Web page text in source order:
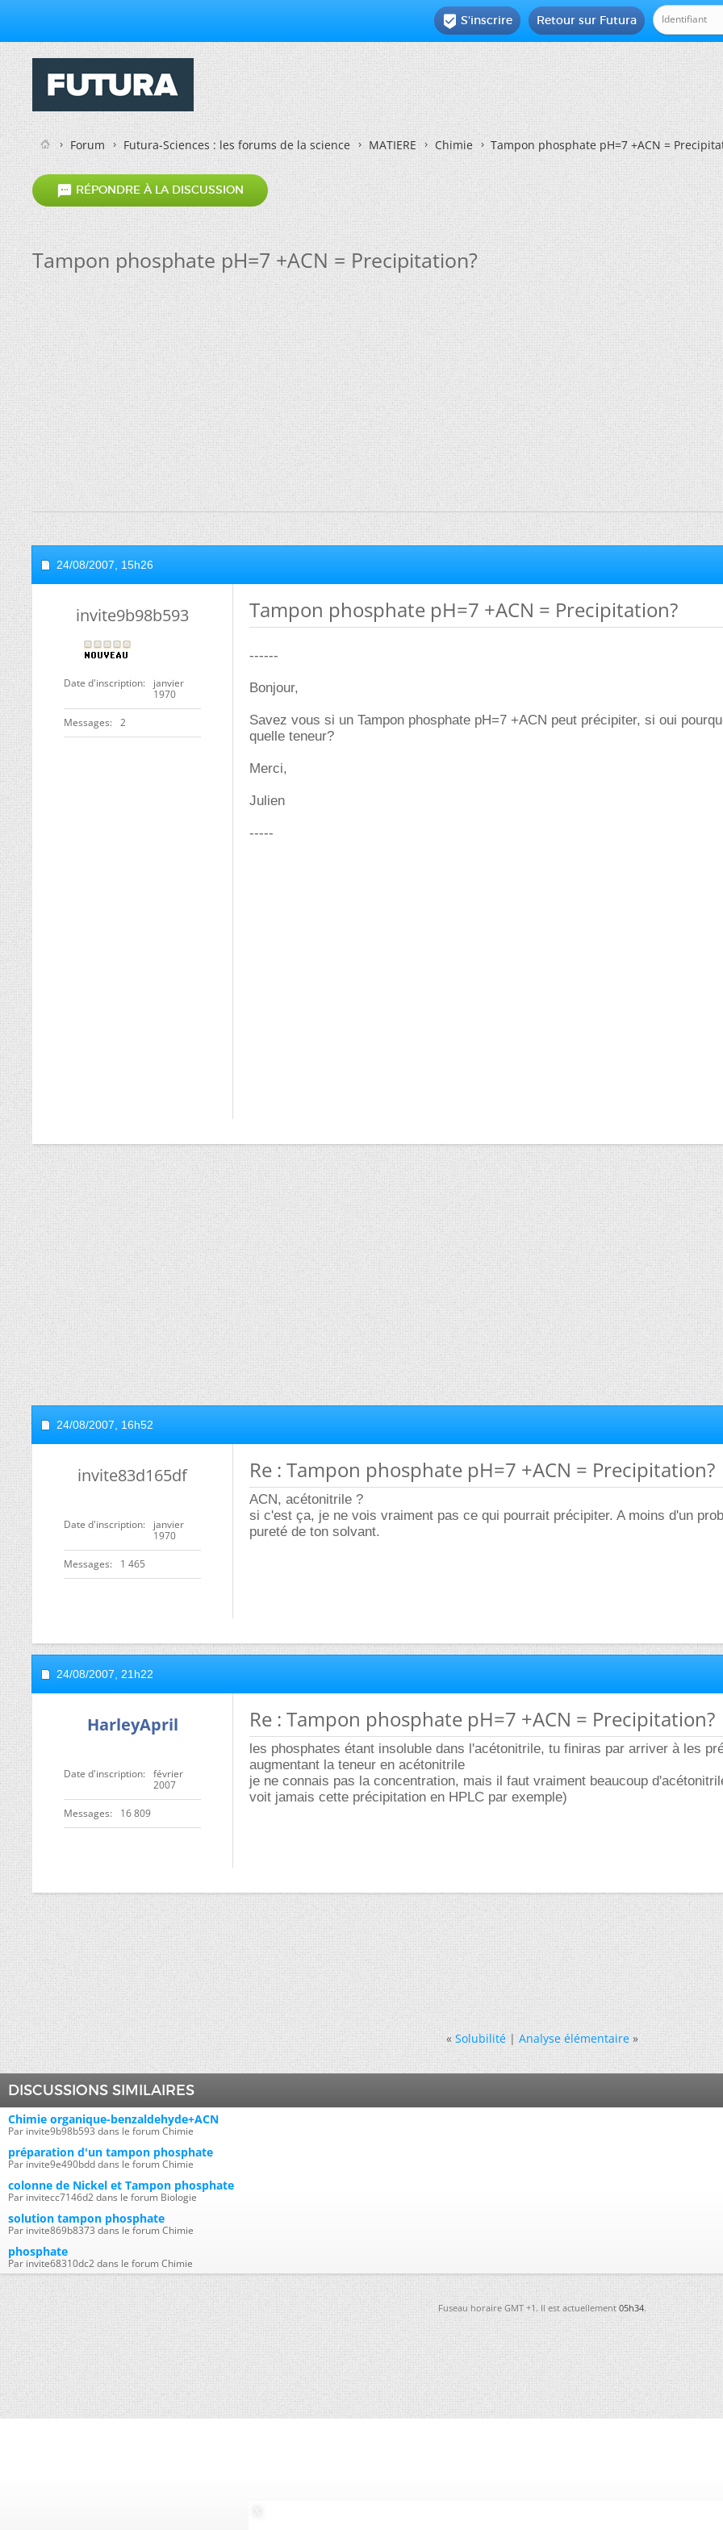
Retour sur Futura
 S'inscrire
Forum Futura-Sciences : les forums de la science MATIERE Chimie Tampon phosphate pH=7 +ACN =
 RÉPONDRE À LA DISCUSSION
Tampon phosphate pH=7 +ACN = Precipitation?
24/08/2007, 15h26
invite9b98b593
Date d'inscription
janvier
1970
Messages 2
Tampon phosphate pH=7 +ACN = Precipitation?
------
Bonjour,
Savez vous si un Tampon phosphate pH=7 +ACN peut précipiter, si oui
quelle teneur?
Merci,
Julien
-----
24/08/2007, 16h52
invite83d165df
Date d'inscription
janvier
1970
Messages 1 465
Re : Tampon phosphate pH=7 +ACN = Precipitation?
ACN, acétonitrile ?
si c'est ça, je ne vois vraiment pas ce qui pourrait précipiter. A moins d'un
pureté de ton solvant.
24/08/2007, 21h22
HarleyApril
Date d'inscription
février
2007
Messages 16 809
Re : Tampon phosphate pH=7 +ACN = Precipitation?
les phosphates étant insoluble dans l'acétonitrile, tu finiras par arriver à les
augmentant la teneur en acétonitrile
je ne connais pas la concentration, mais il faut vraiment beaucoup
voit jamais cette précipitation en HPLC par exemple)
« Solubilité|Analyse élémentaire »
DISCUSSIONS SIMILAIRES
Chimie organique-benzaldehyde+ACN
Par invite9b98b593 dans le forum Chimie
préparation d'un tampon phosphate
Par invite9e490bdd dans le forum Chimie
colonne de Nickel et Tampon phosphate
Par invitecc7146d2 dans le forum Biologie
solution tampon phosphate
Par invite869b8373 dans le forum Chimie
phosphate
Par invite68310dc2 dans le forum Chimie
Fuseau horaire GMT +1. Il est actuellement05h34.